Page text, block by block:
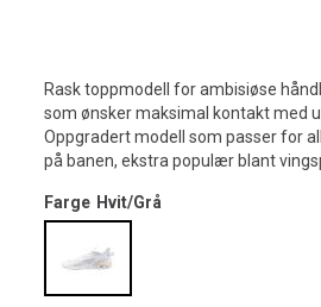
Rask toppmodell for ambisiøse
som ønsker maksimal kontakt med
Oppgradert modell som passer for
på banen, ekstra populær blant
Farge Hvit/Grå